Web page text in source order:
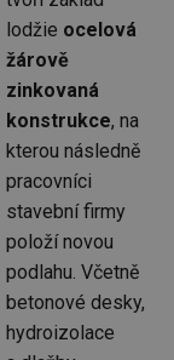
lodžie ocelová
žárově
zinkovaná
konstrukce, na
kterou následně
pracovníci
stavební firmy
položí novou
podlahu. Včetně
betonové desky,
hydroizolace